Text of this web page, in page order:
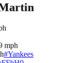
mph
#Yankees